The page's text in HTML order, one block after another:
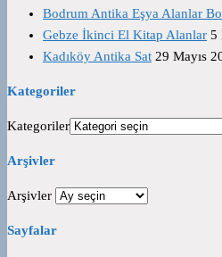
Bodrum Antika Eşya Alanlar
Gebze İkinci El Kitap Alanlar 5
Kadıköy Antika Sat 29 Mayıs
Kategoriler
Kategoriler
Arşivler
Arşivler
Sayfalar